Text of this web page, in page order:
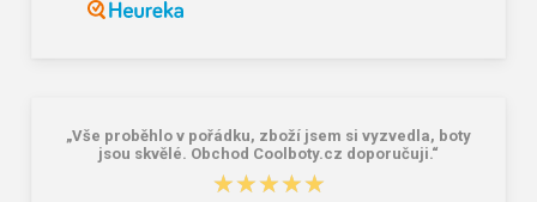
„Vše proběhlo v pořádku, zboží jsem si vyzvedla, boty
jsou skvělé. Obchod Coolboty.cz doporučuji.“
★★★★★
★★★★★